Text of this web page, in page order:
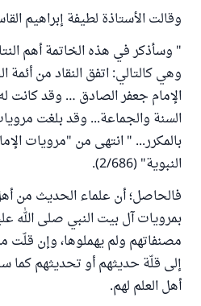
وقالت الأستاذة لطيفة إبراهيم
" وسأذكر في هذه الخاتمة أهم
وهي كالتالي: اتفق النقاد من
الإمام جعفر الصادق … وقد كانت
بالمكرر... " انتهى من "مرويات
النبوية" (2/686).
فالحاصل؛ أن علماء الحديث من
بمرويات آل بيت النبي صلى الله
مصنفاتهم ولم يهملوها، وإن قلّت
إلى قلّة حديثهم أو تحديثهم
أهل العلم لهم.